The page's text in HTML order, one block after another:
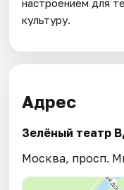
настроением для
культуру.
Адрес
Зелёный театр
Москва, просп.